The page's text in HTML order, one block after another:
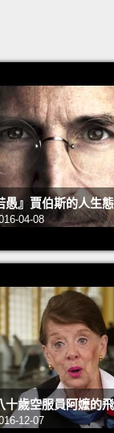
愚』賈伯斯的人生
04-08
十歲空服員阿嬤的
12-07